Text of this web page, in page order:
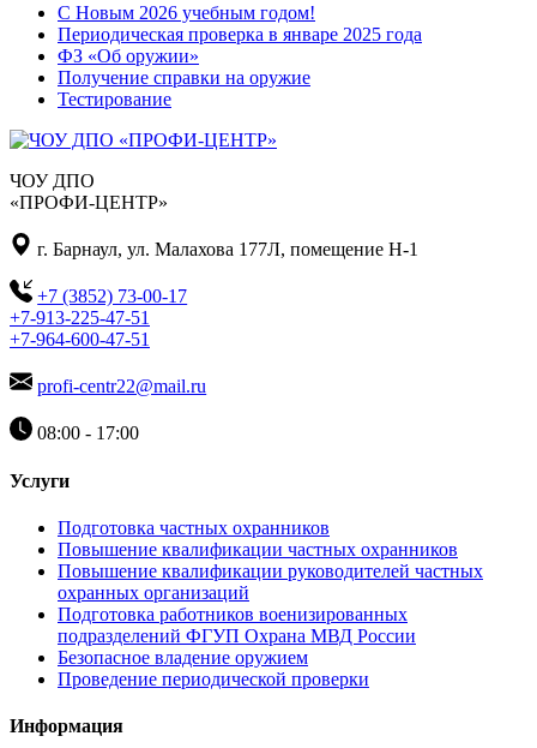
С Новым 2026 учебным годом!
Периодическая проверка в январе 2025 года
ФЗ «Об оружии»
Получение справки на оружие
Тестирование
ЧОУ ДПО
«ПРОФИ-ЦЕНТР»
г. Барнаул, ул. Малахова 177Л, помещение Н-1
+7 (3852) 73-00-17
+7-913-225-47-51
+7-964-600-47-51
profi-centr22@mail.ru
08:00 - 17:00
Услуги
Подготовка частных охранников
Повышение квалификации частных охранников
Повышение квалификации руководителей частных
охранных организаций
Подготовка работников военизированных
подразделений ФГУП Охрана МВД России
Безопасное владение оружием
Проведение периодической проверки
Информация